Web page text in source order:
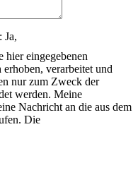
Ja,
hier eingegebenen
verarbeitet und
nur zum Zweck der
werden. Meine
Nachricht an die aus dem
Die